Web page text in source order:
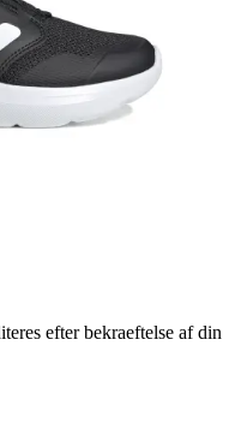
efter bekraeftelse af din